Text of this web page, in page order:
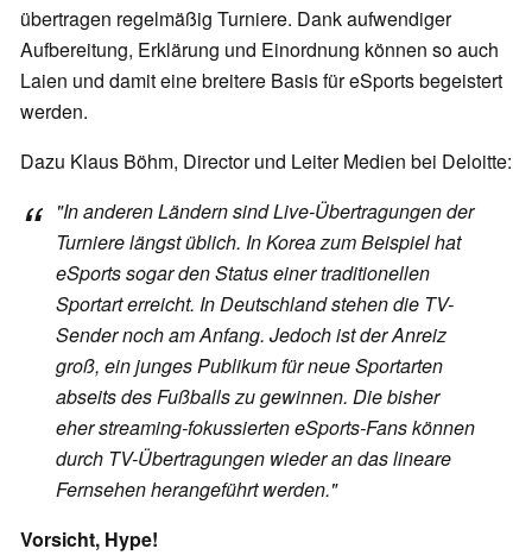
übertragen regelmäßig Turniere. Dank aufwendiger
Aufbereitung, Erklärung und Einordnung können so auch
Laien und damit eine breitere Basis für eSports begeistert
werden.
Dazu Klaus Böhm, Director und Leiter Medien bei Deloitte:
"In anderen Ländern sind Live-Übertragungen der
Turniere längst üblich. In Korea zum Beispiel hat
eSports sogar den Status einer traditionellen
Sportart erreicht. In Deutschland stehen die TV-
Sender noch am Anfang. Jedoch ist der Anreiz
groß, ein junges Publikum für neue Sportarten
abseits des Fußballs zu gewinnen. Die bisher
eher streaming-fokussierten eSports-Fans können
durch TV-Übertragungen wieder an das lineare
Fernsehen herangeführt werden."
Vorsicht, Hype!